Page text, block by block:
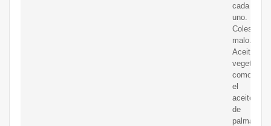
cada
uno.
Colesterol
malo.
Aceites
vegetales
como
el
aceite
de
palma